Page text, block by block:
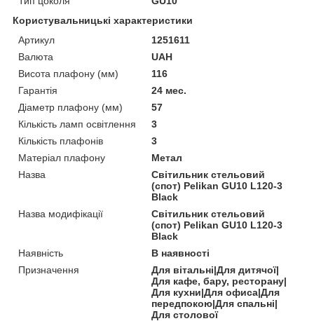
Користувальницькі характеристики
Артикул
1251611
Валюта
UAH
Висота плафону (мм)
116
Гарантія
24 мес.
Діаметр плафону (мм)
57
Кількість ламп освітлення
3
Кількість плафонів
3
Матеріал плафону
Метал
Назва
Світильник стельовий
(спот) Pelikan GU10 L120-3
Black
Назва модифікації
Світильник стельовий
(спот) Pelikan GU10 L120-3
Black
Наявність
В наявності
Призначення
Для вітальні|Для дитячої|
Для кафе, бару, ресторану|
Для кухни|Для офиса|Для
передпокою|Для спальні|
Для столової